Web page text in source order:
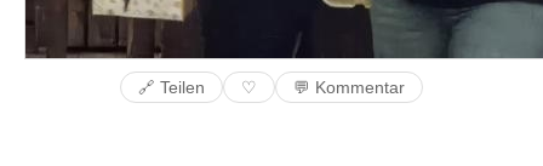
🔗 Teilen ♡ 💬 Kommentar